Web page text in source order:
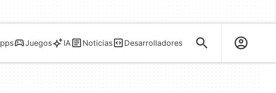
Juegos IA Noticias Desarrolladores